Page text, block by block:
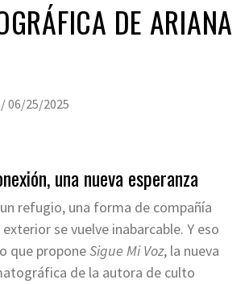
DE ARIANA
/06/25/2025
una nueva esperanza
refugio, una forma de compañía
se vuelve inabarcable. Y eso
que proponeSigue Mi Voz, la nueva
de la autora de culto